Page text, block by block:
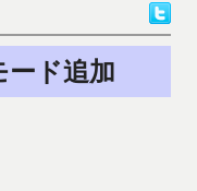
ード追加